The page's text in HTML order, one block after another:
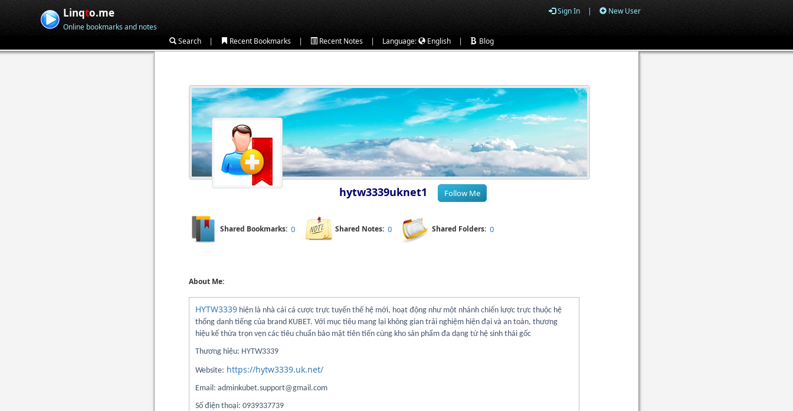
Linqto.me
Online bookmarks and notes
Sign In | New User
Search | Recent Bookmarks | Recent Notes | Language: English | Blog
hytw3339uknet1
Shared Bookmarks: 0 Shared Notes: 0 Shared Folders: 0
About Me:
HYTW3339 hiện là nhà cái cá cược trực tuyến thế hệ mới, hoạt động như một nhánh chiến lược trực thuộc hệ
thống danh tiếng của brand KUBET. Với mục tiêu mang lại không gian trải nghiệm hiện đại và an toàn, thương
hiệu kế thừa trọn vẹn các tiêu chuẩn bảo mật tiên tiến cùng kho sản phẩm đa dạng từ hệ sinh thái gốc
Thương hiệu: HYTW3339
Website: https://hytw3339.uk.net/
Email: adminkubet.support@gmail.com
Số điện thoại: 0939337739